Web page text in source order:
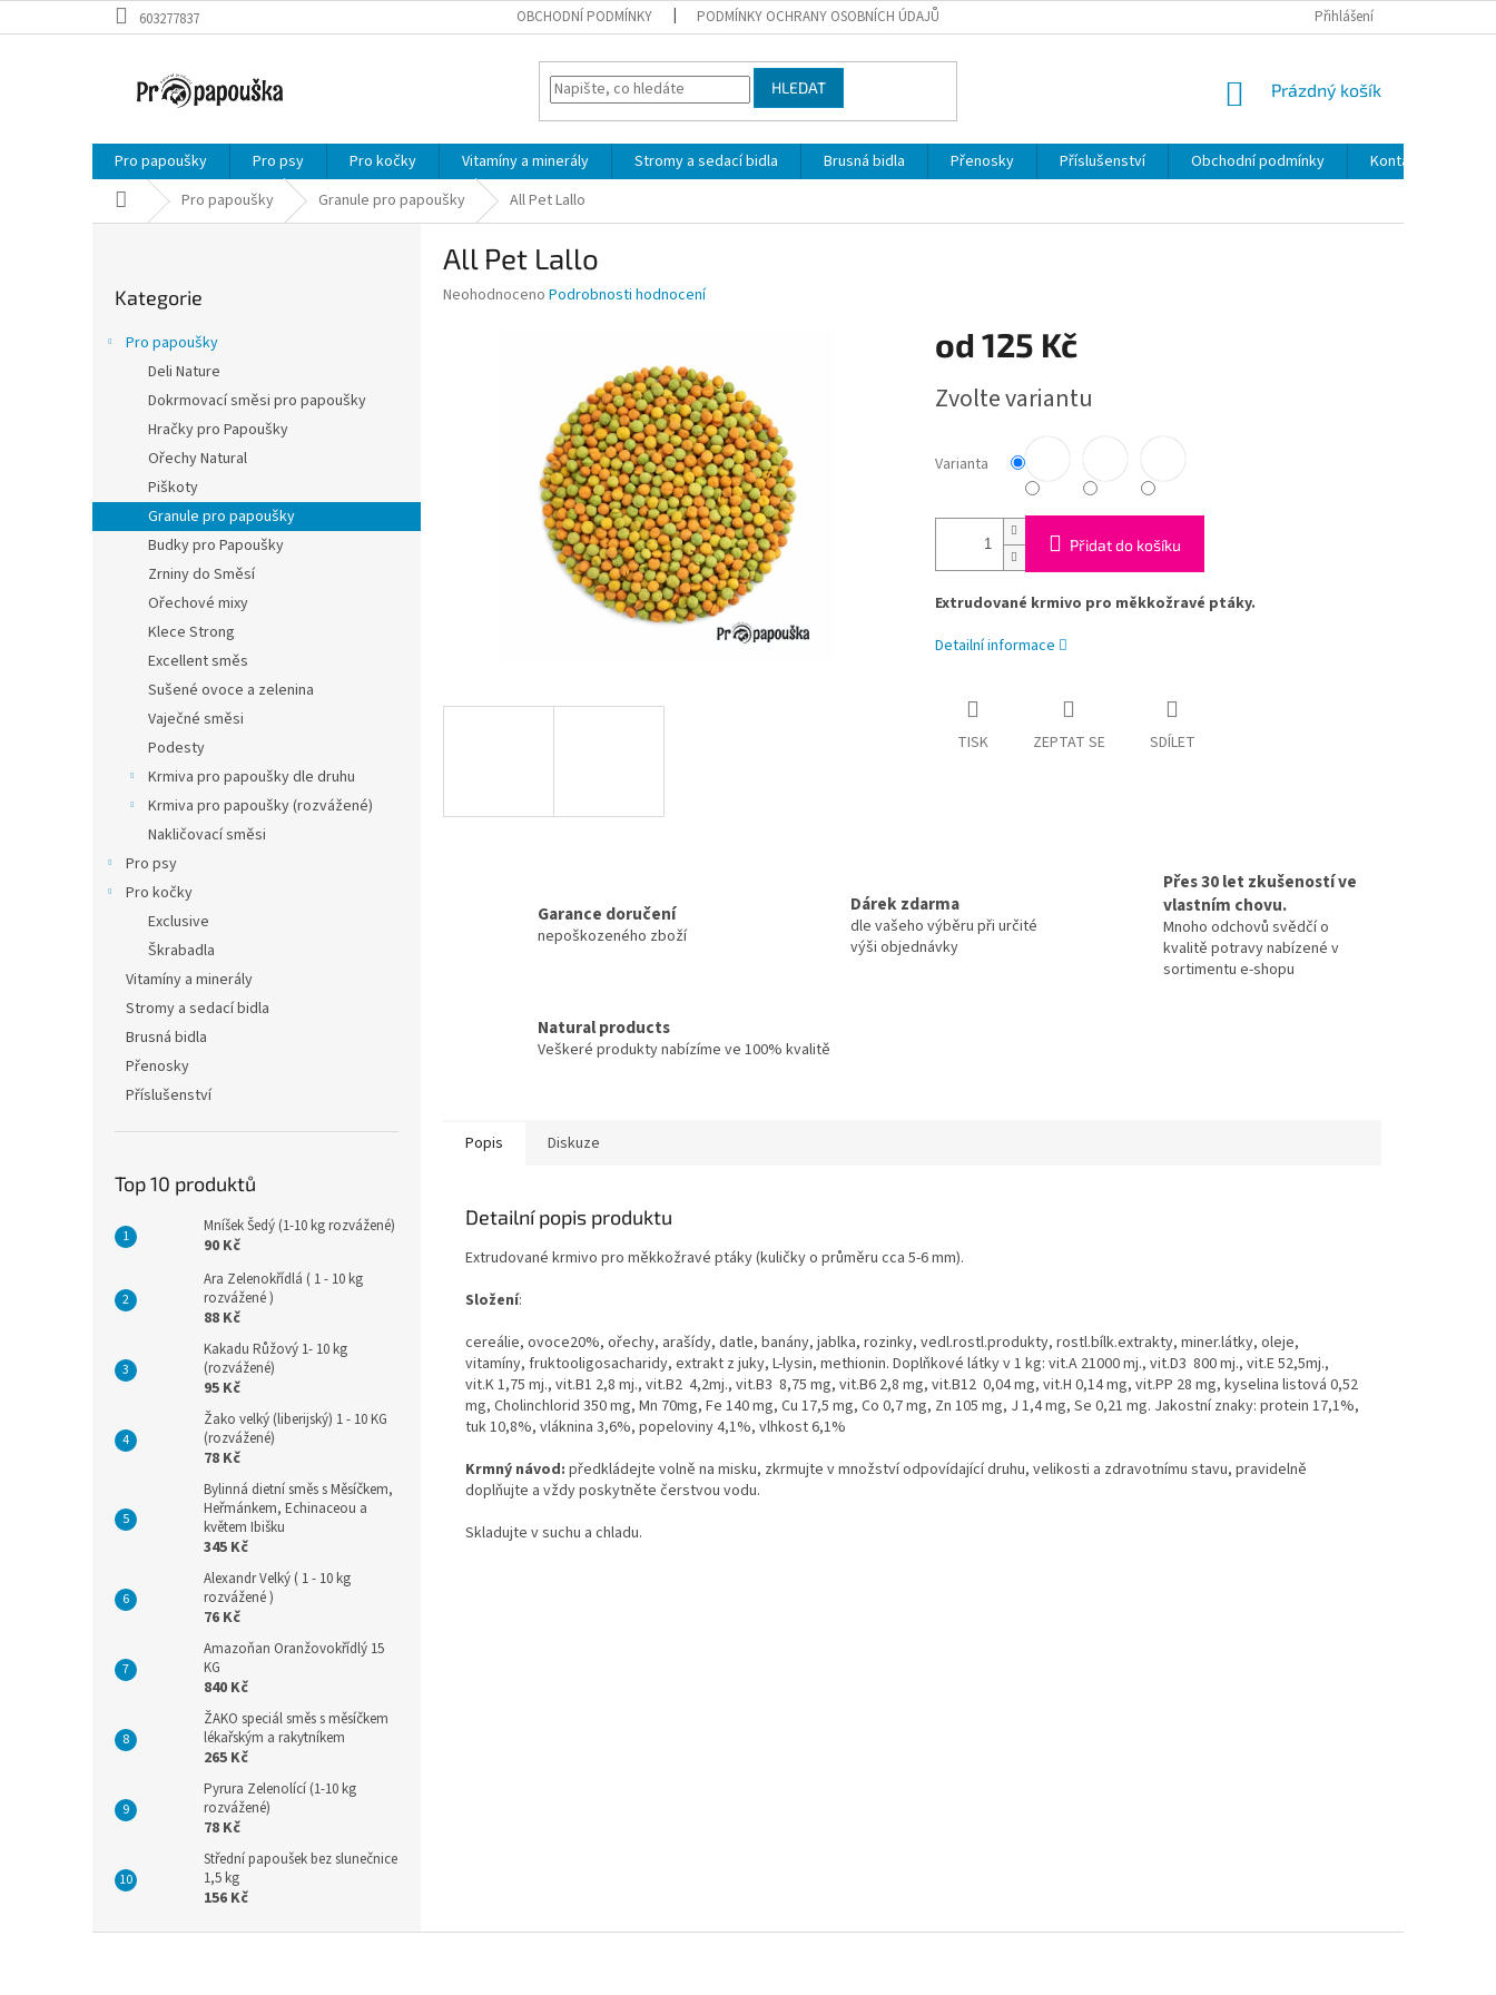
na
603277837 OBCHODNÍ PODMÍNKY PODMÍNKY OCHRANY OSOBNÍCH ÚDAJŮ Přihlášení
HLEDAT
NÁKUPNÍ
Prázdný košík
Pro papoušky Pro psy Pro kočky Vitamíny a minerály Stromy a sedací bidla Brusná bidla Přenosky Příslušenství Obchodní podmínky
Kontakty
Domů Pro papoušky Granule pro papoušky All Pet Lallo
n
e
kategorie
Kategorie
Pro papoušky
Deli Nature
Dokrmovací směsi pro papoušky
Hračky pro Papoušky
Ořechy Natural
Piškoty
Granule pro papoušky
Budky pro Papoušky
Zrniny do Směsí
Ořechové mixy
Klece Strong
Excellent směs
Sušené ovoce a zelenina
Vaječné směsi
Podesty
Krmiva pro papoušky dle druhu
Krmiva pro papoušky (rozvážené)
Nakličovací směsi
Pro psy
Pro kočky
Exclusive
Škrabadla
Vitamíny a minerály
Stromy a sedací bidla
Brusná bidla
Přenosky
Příslušenství
Top 10 produktů
Mníšek Šedý (1-10 kg rozvážené)
90 Kč
Ara Zelenokřídlá ( 1 - 10 kg
rozvážené )
88 Kč
Kakadu Růžový 1- 10 kg
(rozvážené)
95 Kč
Žako velký (liberijský) 1 - 10 KG
(rozvážené)
78 Kč
Bylinná dietní směs s Měsíčkem,
Heřmánkem, Echinaceou a
květem Ibišku
345 Kč
Alexandr Velký ( 1 - 10 kg
rozvážené )
76 Kč
Amazoňan Oranžovokřídlý 15
KG
840 Kč
ŽAKO speciál směs s měsíčkem
lékařským a rakytníkem
265 Kč
Pyrura Zelenolící (1-10 kg
rozvážené)
78 Kč
Střední papoušek bez slunečnice
1,5 kg
156 Kč
All Pet Lallo
Průměrné
Neohodnoceno Podrobnosti hodnocení
od 125 Kč
cena:
Zvolte variantu
Varianta
Přidat do košíku
Extrudované krmivo pro měkkožravé ptáky.
Detailní informace
TISK ZEPTAT SE SDÍLET
Garance doručení
nepoškozeného zboží
Dárek zdarma
dle vašeho výběru při určité
výši objednávky
Přes 30 let zkušeností ve
vlastním chovu.
Mnoho odchovů svědčí o
kvalitě potravy nabízené v
sortimentu e-shopu
Natural products
Veškeré produkty nabízíme ve 100% kvalitě
Popis Diskuze
Detailní popis produktu
Extrudované krmivo pro měkkožravé ptáky (kuličky o průměru cca 5-6 mm).
Složení:
cereálie, ovoce20%, ořechy, arašídy, datle, banány, jablka, rozinky, vedl.rostl.produkty, rostl.bílk.extrakty, miner.látky, oleje,
vitamíny, fruktooligosacharidy, extrakt z juky, L-lysin, methionin. Doplňkové látky v 1 kg: vit.A 21000 mj., vit.D3 800 mj., vit.E 52,5mj.,
vit.K 1,75 mj., vit.B1 2,8 mj., vit.B2 4,2mj., vit.B3 8,75 mg, vit.B6 2,8 mg, vit.B12 0,04 mg, vit.H 0,14 mg, vit.PP 28 mg, kyselina listová 0,52
mg, Cholinchlorid 350 mg, Mn 70mg, Fe 140 mg, Cu 17,5 mg, Co 0,7 mg, Zn 105 mg, J 1,4 mg, Se 0,21 mg. Jakostní znaky: protein 17,1%,
tuk 10,8%, vláknina 3,6%, popeloviny 4,1%, vlhkost 6,1%
Krmný návod: předkládejte volně na misku, zkrmujte v množství odpovídající druhu, velikosti a zdravotnímu stavu, pravidelně
doplňujte a vždy poskytněte čerstvou vodu.
Skladujte v suchu a chladu.